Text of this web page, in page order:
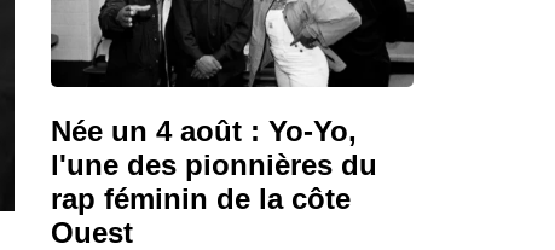
Née un 4 août : Yo-Yo,
l'une des pionnières du
rap féminin de la côte
Ouest